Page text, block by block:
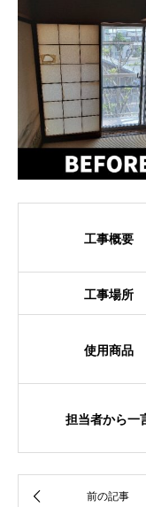
工事概要
工事場所
使用商品
担当者から一